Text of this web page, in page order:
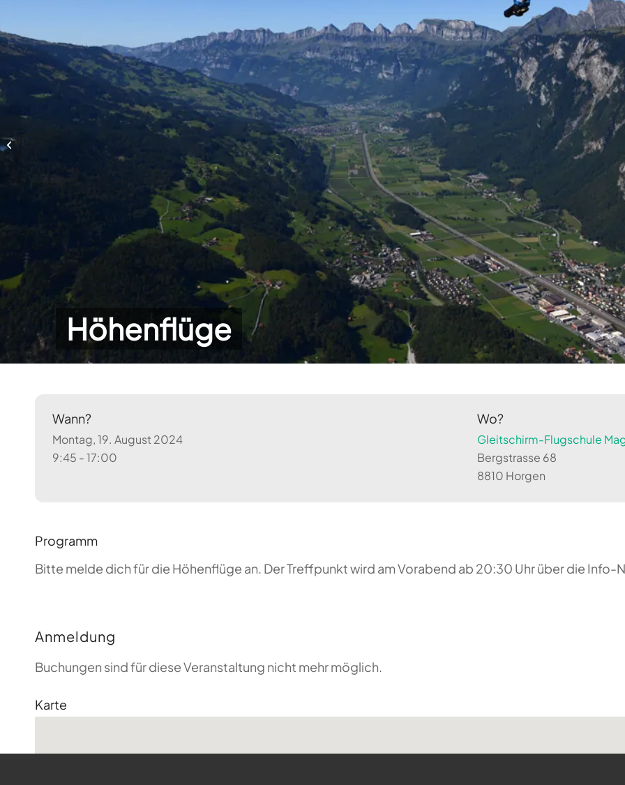
Höhenflüge
Wann?
Montag, 19. August 2024
9:45 - 17:00
Wo?
Gleitschirm-Flugschule
Bergstrasse 68
8810 Horgen
Programm
Bitte melde dich für die Höhenflüge an. Der Treffpunkt wird am Vorabend ab 20:30 Uhr über die Info-
Anmeldung
Buchungen sind für diese Veranstaltung nicht mehr möglich.
Karte